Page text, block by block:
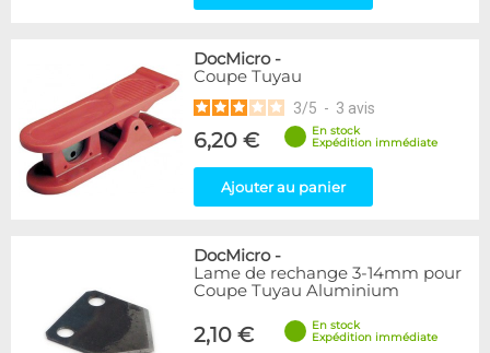
DocMicro-
Coupe Tuyau
3/5 - 3 avis
6,20 €
En stock
Expédition immédiate
Ajouter au panier
DocMicro-
Lame de rechange 3-14mm pour
Coupe Tuyau Aluminium
2,10 €
En stock
Expédition immédiate